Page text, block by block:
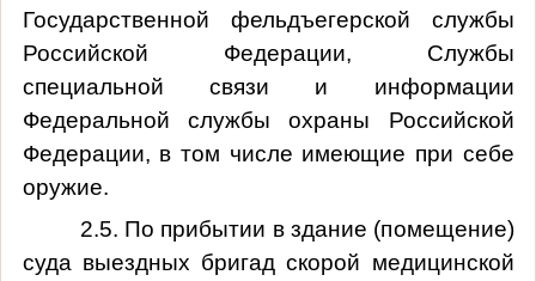
Государственной фельдъегерской службы
Российской Федерации, Службы
специальной связи и информации
Федеральной службы охраны Российской
Федерации, в том числе имеющие при себе
оружие.
2.5. По прибытии в здание (помещение)
суда выездных бригад скорой медицинской